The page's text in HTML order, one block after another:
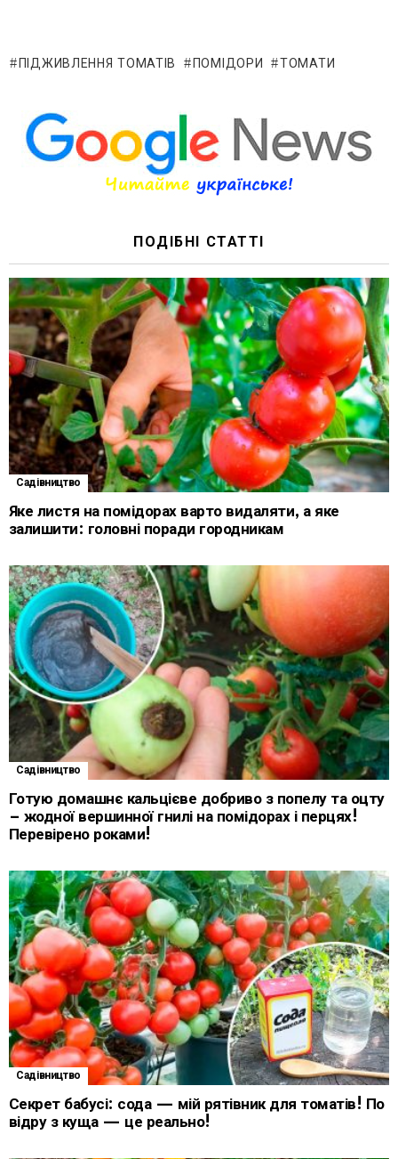
ПІДЖИВЛЕННЯ ТОМАТІВ ПОМІДОРИ ТОМАТИ
ПОДІБНІ СТАТТІ
Садівництво
Яке листя на помідорах варто видаляти, а яке
залишити: головні поради городникам
Садівництво
Готую домашнє кальцієве добриво з попелу та оцту
– жодної вершинної гнилі на помідорах і перцях!
Перевірено роками!
Садівництво
Секрет бабусі: сода — мій рятівник для томатів! По
відру з куща — це реально!